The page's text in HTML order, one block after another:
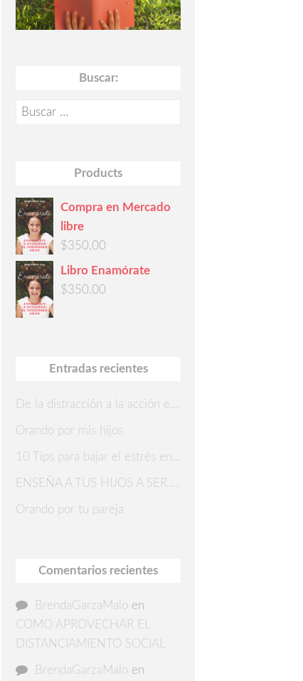
Buscar:
Buscar:
Products
Compra en Mercado
libre
$350.00
Libro Enamórate
$350.00
Entradas recientes
De la distracción a la acción en 7 pasos
Orando por mis hijos
10 Tips para bajar el estrés en Navidad
ENSEÑA A TUS HIJOS A SER AGRADECIDOS
Orando por tu pareja
Comentarios recientes
BrendaGarzaMalo en
COMO APROVECHAR EL
DISTANCIAMIENTO SOCIAL
BrendaGarzaMalo en